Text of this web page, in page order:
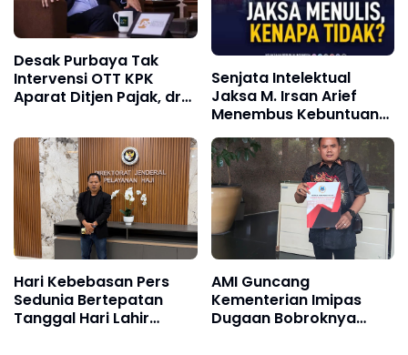
Desak Purbaya Tak
Intervensi OTT KPK
Aparat Ditjen Pajak, dr
Kerok Rendahnya
Penerimaan Negara
Senjata Intelektual
Jaksa M. Irsan Arief
Menembus Kebuntuan
Hukum Nasional
Hari Kebebasan Pers
Sedunia Bertepatan
Tanggal Hari Lahir
AMI Guncang
Kementerian Imipas
Dugaan Bobroknya